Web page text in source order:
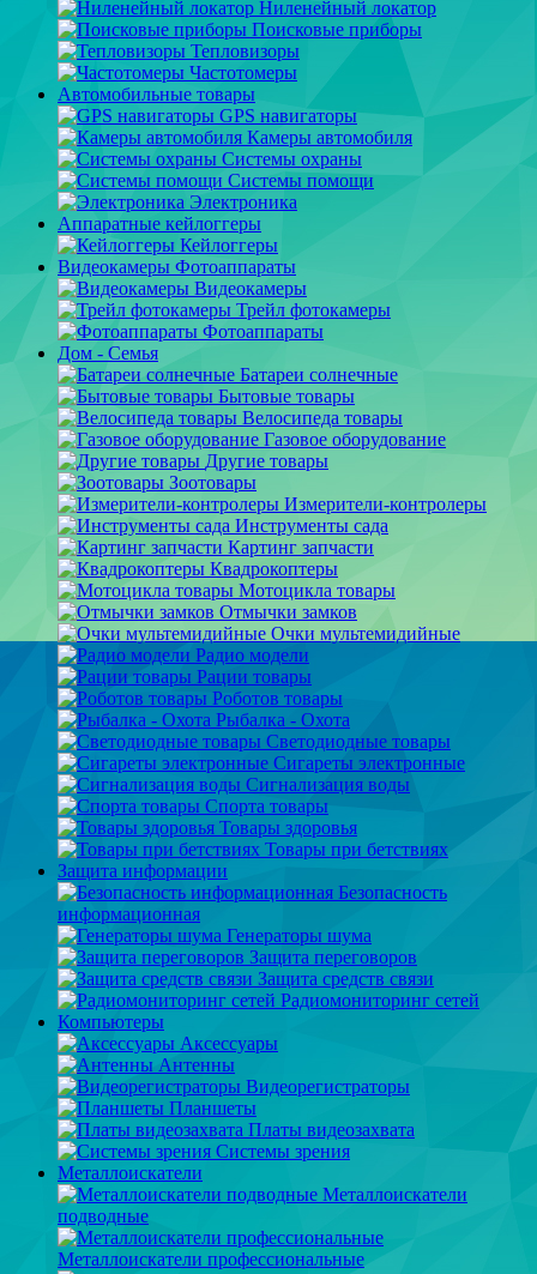
Ниленейный локатор
Поисковые приборы
Тепловизоры
Частотомеры
Автомобильные товары
GPS навигаторы
Камеры автомобиля
Системы охраны
Системы помощи
Электроника
Аппаратные кейлоггеры
Кейлоггеры
Видеокамеры Фотоаппараты
Видеокамеры
Трейл фотокамеры
Фотоаппараты
Дом - Семья
Батареи солнечные
Бытовые товары
Велосипеда товары
Газовое оборудование
Другие товары
Зоотовары
Измерители-контролеры
Инструменты сада
Картинг запчасти
Квадрокоптеры
Мотоцикла товары
Отмычки замков
Очки мультемидийные
Радио модели
Рации товары
Роботов товары
Рыбалка - Охота
Светодиодные товары
Сигареты электронные
Сигнализация воды
Спорта товары
Товары здоровья
Товары при бетствиях
Защита информации
Безопасность
информационная
Генераторы шума
Защита переговоров
Защита средств связи
Радиомониторинг сетей
Компьютеры
Аксессуары
Антенны
Видеорегистраторы
Планшеты
Платы видеозахвата
Системы зрения
Металлоискатели
Металлоискатели
подводные
Металлоискатели профессиональные